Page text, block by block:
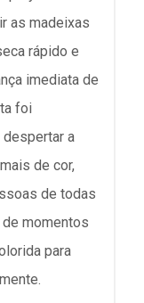
as madeixas
rápido e
imediata de
foi
a
de cor,
de todas
momentos
para